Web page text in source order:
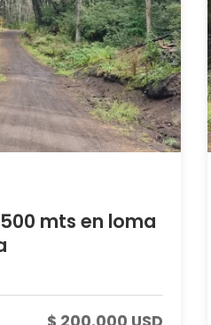
mts en loma